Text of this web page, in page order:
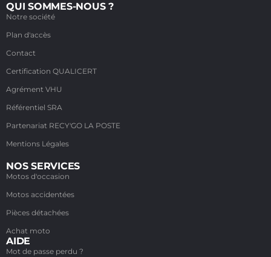
QUI SOMMES-NOUS ?
Notre société
Plan d'accès
Contact
Certification QUALICERT
Agrément VHU
Référentiel SRA
Partenariat RECY'GO LA POSTE
Mentions Légales
NOS SERVICES
Motos d'occasion
Motos accidentées
Pièces détachées
Achat moto
AIDE
Mot de passe perdu ?